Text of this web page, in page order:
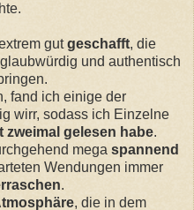
gutgeschafft, die
und authentisch
fand ich einige der
wirr, sodass ich Einzelne
gelesen habe.
mega spannend
Wendungen immer
.
, die in dem